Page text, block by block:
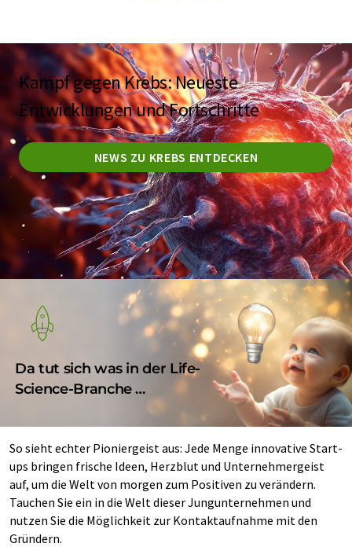
Kampf gegen Krebs: Neueste
Entwicklungen und Fortschritte
NEWS ZU KREBS ENTDECKEN
Da tut sich was in der Life-
Science-Branche …
So sieht echter Pioniergeist aus: Jede Menge innovative Start-
ups bringen frische Ideen, Herzblut und Unternehmergeist
auf, um die Welt von morgen zum Positiven zu verändern.
Tauchen Sie ein in die Welt dieser Jungunternehmen und
nutzen Sie die Möglichkeit zur Kontaktaufnahme mit den
Gründern.